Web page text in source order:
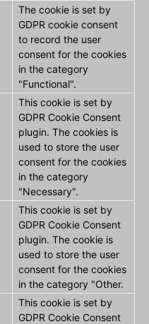
The cookie is set by
GDPR cookie consent
to record the user
consent for the cookies
in the category
"Functional".
This cookie is set by
GDPR Cookie Consent
plugin. The cookies is
used to store the user
consent for the cookies
in the category
"Necessary".
This cookie is set by
GDPR Cookie Consent
plugin. The cookie is
used to store the user
consent for the cookies
in the category "Other.
This cookie is set by
GDPR Cookie Consent